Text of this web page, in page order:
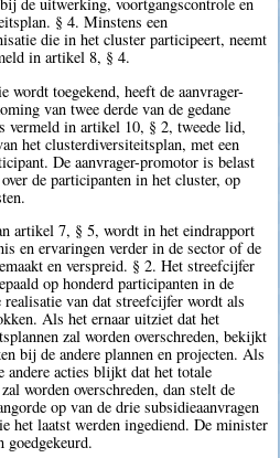
de uitwerking, voortgangscontrole en
§ 4. Minstens een
die in het cluster participeert, neemt
in artikel 8, § 4.
wordt toegekend, heeft de aanvrager-
van twee derde van de gedane
vermeld in artikel 10, § 2, tweede lid,
het clusterdiversiteitsplan, met een
De aanvrager-promotor is belast
de participanten in het cluster, op
artikel 7, § 5, wordt in het eindrapport
en ervaringen verder in de sector of de
en verspreid. § 2. Het streefcijfer
op honderd participanten in de
van dat streefcijfer wordt als
Als het ernaar uitziet dat het
zal worden overschreden, bekijkt
bij de andere plannen en projecten. Als
andere acties blijkt dat het totale
worden overschreden, dan stelt de
op van de drie subsidieaanvragen
het laatst werden ingediend. De minister
goedgekeurd.